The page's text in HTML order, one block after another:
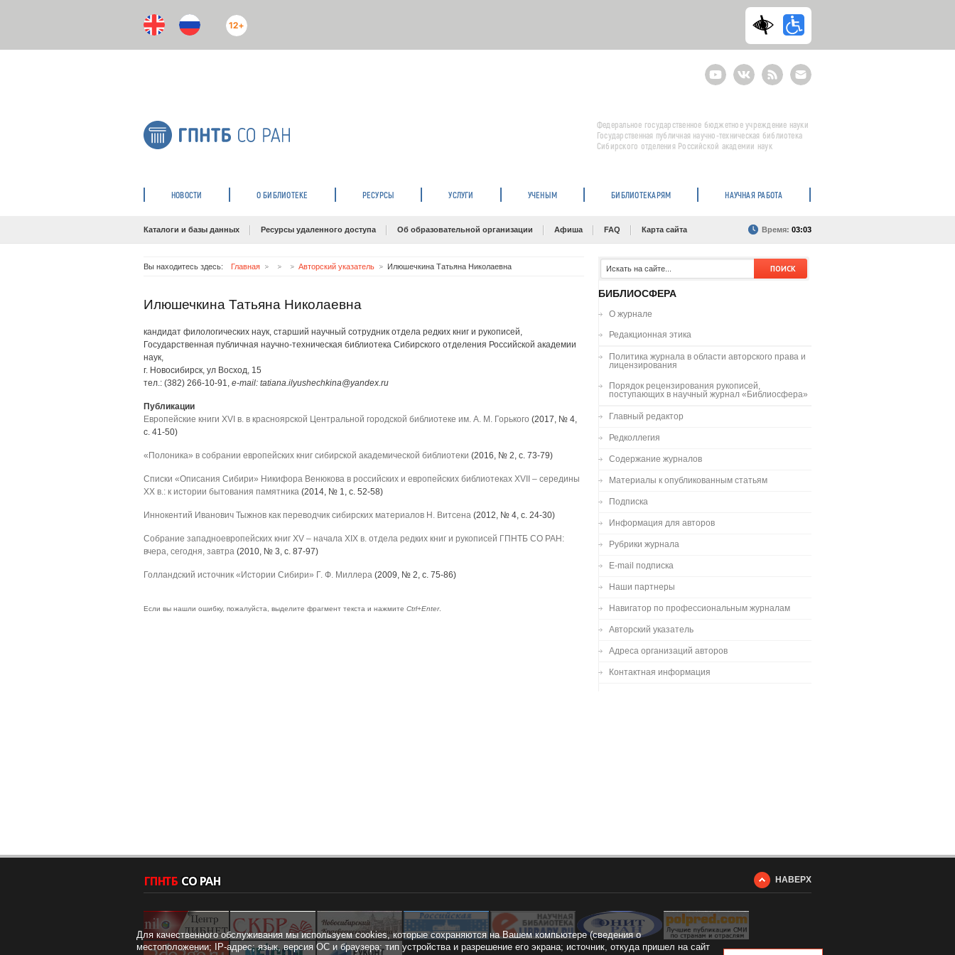
12+
YoutubeВКонтактеRSS
E-
mail
подписка
Федеральное государственное бюджетное учреждение науки
Государственная публичная научно-техническая библиотека
Сибирского отделения Российской академии наук
НОВОСТИ О БИБЛИОТЕКЕ РЕСУРСЫ УСЛУГИ УЧЕНЫМ БИБЛИОТЕКАРЯМ НАУЧНАЯ РАБОТА
Каталоги и базы данных Ресурсы удаленного доступа Об образовательной организации Афиша FAQ Карта сайта Время: 03:03
Вы находитесь здесь: Главная Авторский указатель Илюшечкина Татьяна Николаевна
Илюшечкина Татьяна Николаевна
кандидат филологических наук, старший научный сотрудник отдела редких книг и рукописей,
Государственная публичная научно-техническая библиотека Сибирского отделения Российской академии
наук,
г. Новосибирск, ул Восход, 15
тел.: (382) 266-10-91, e-mail: tatiana.ilyushechkina@yandex.ru
Публикации
Европейские книги XVI в. в красноярской Центральной городской библиотеке им. А. М. Горького (2017, № 4,
с. 41-50)
«Полоника» в собрании европейских книг сибирской академической библиотеки (2016, № 2, с. 73-79)
Списки «Описания Сибири» Никифора Венюкова в российских и европейских библиотеках XVII – середины
XX в.: к истории бытования памятника (2014, № 1, с. 52-58)
Иннокентий Иванович Тыжнов как переводчик сибирских материалов Н. Витсена (2012, № 4, с. 24-30)
Собрание западноевропейских книг XV – начала XIX в. отдела редких книг и рукописей ГПНТБ СО РАН:
вчера, сегодня, завтра (2010, № 3, с. 87-97)
Голландский источник «Истории Сибири» Г. Ф. Миллера (2009, № 2, с. 75-86)
Если вы нашли ошибку, пожалуйста, выделите фрагмент текста и нажмите Ctrl+Enter.
БИБЛИОСФЕРА
О журнале
Редакционная этика
Политика журнала в области авторского права и
лицензирования
Порядок рецензирования рукописей,
поступающих в научный журнал «Библиосфера»
Главный редактор
Редколлегия
Содержание журналов
Материалы к опубликованным статьям
Подписка
Информация для авторов
Рубрики журнала
E-mail подписка
Наши партнеры
Навигатор по профессиональным журналам
Авторский указатель
Адреса организаций авторов
Контактная информация
НАВЕРХ
Для качественного обслуживания мы используем cookies, которые сохраняются на Вашем компьютере (сведения о
местоположении; IP-адрес; язык, версия ОС и браузера; тип устройства и разрешение его экрана; источник, откуда пришел на сайт